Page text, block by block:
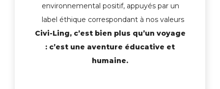
environnemental positif, appuyés par un
label éthique correspondant à nos valeurs
Civi-Ling, c’est bien plus qu’un voyage
: c’est une aventure éducative et
humaine.